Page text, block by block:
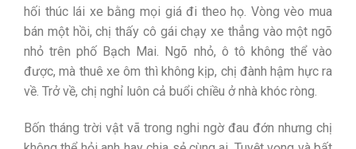
hối thúc lái xe bằng mọi giá đi theo họ. Vòng vèo mua
bán một hồi, chị thấy cô gái chạy xe thẳng vào một ngõ
nhỏ trên phố Bạch Mai. Ngõ nhỏ, ô tô không thể vào
được, mà thuê xe ôm thì không kịp, chị đành hậm hực ra
về. Trở về, chị nghỉ luôn cả buổi chiều ở nhà khóc ròng.
Bốn tháng trời vật vã trong nghi ngờ đau đớn nhưng chị